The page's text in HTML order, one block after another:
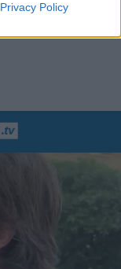
Privacy Policy